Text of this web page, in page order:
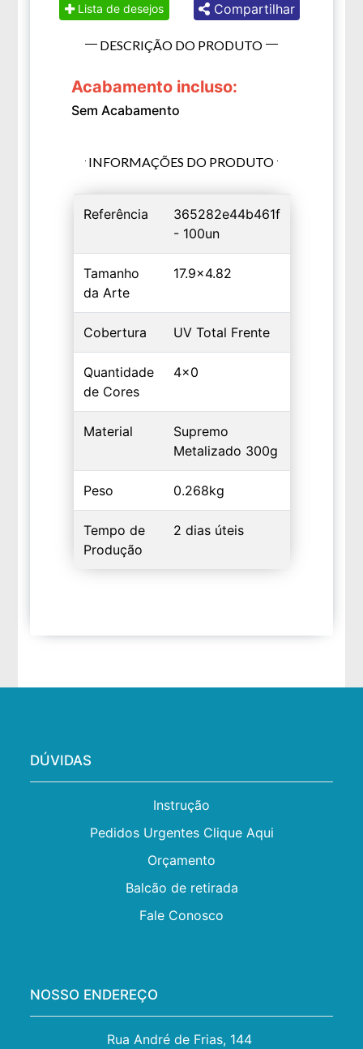
Lista de desejos Compartilhar
DESCRIÇÃO DO PRODUTO
Acabamento incluso:
Sem Acabamento
INFORMAÇÕES DO PRODUTO
Referência
365282e44b461f
- 100un
Tamanho
da Arte
17.9x4.82
Cobertura UV Total Frente
Quantidade
de Cores
4x0
Material
Supremo
Metalizado 300g
Peso 0.268kg
Tempo de
Produção
2 dias úteis
DÚVIDAS
Instrução
Pedidos Urgentes Clique Aqui
Orçamento
Balcão de retirada
Fale Conosco
NOSSO ENDEREÇO
Rua André de Frias, 144